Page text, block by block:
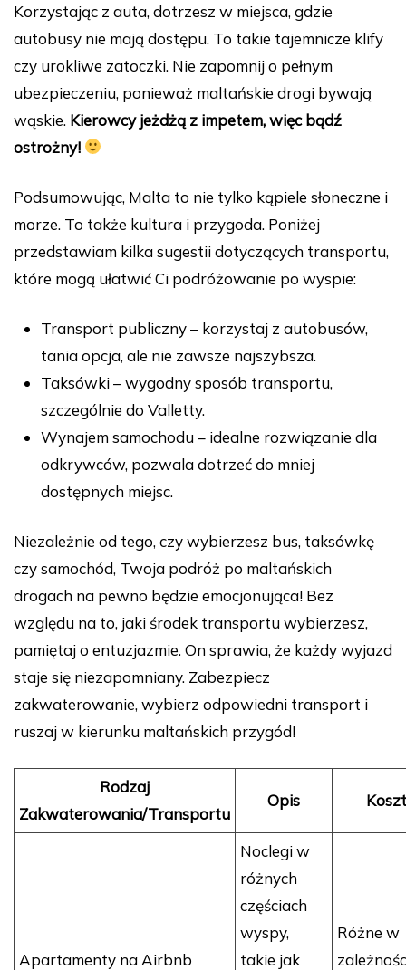
Korzystając z auta, dotrzesz w miejsca, gdzie
autobusy nie mają dostępu. To takie tajemnicze klify
czy urokliwe zatoczki. Nie zapomnij o pełnym
ubezpieczeniu, ponieważ maltańskie drogi bywają
wąskie. Kierowcy jeżdżą z impetem, więc bądź
ostrożny!
Podsumowując, Malta to nie tylko kąpiele słoneczne i
morze. To także kultura i przygoda. Poniżej
przedstawiam kilka sugestii dotyczących transportu,
które mogą ułatwić Ci podróżowanie po wyspie:
Transport publiczny – korzystaj z autobusów,
tania opcja, ale nie zawsze najszybsza.
Taksówki – wygodny sposób transportu,
szczególnie do Valletty.
Wynajem samochodu – idealne rozwiązanie dla
odkrywców, pozwala dotrzeć do mniej
dostępnych miejsc.
Niezależnie od tego, czy wybierzesz bus, taksówkę
czy samochód, Twoja podróż po maltańskich
drogach na pewno będzie emocjonująca! Bez
względu na to, jaki środek transportu wybierzesz,
pamiętaj o entuzjazmie. On sprawia, że każdy wyjazd
staje się niezapomniany. Zabezpiecz
zakwaterowanie, wybierz odpowiedni transport i
ruszaj w kierunku maltańskich przygód!
Rodzaj
Zakwaterowania/Transportu
Opis Koszt
Apartamenty na Airbnb
Noclegi w
różnych
częściach
wyspy,
takie jak
Różne w